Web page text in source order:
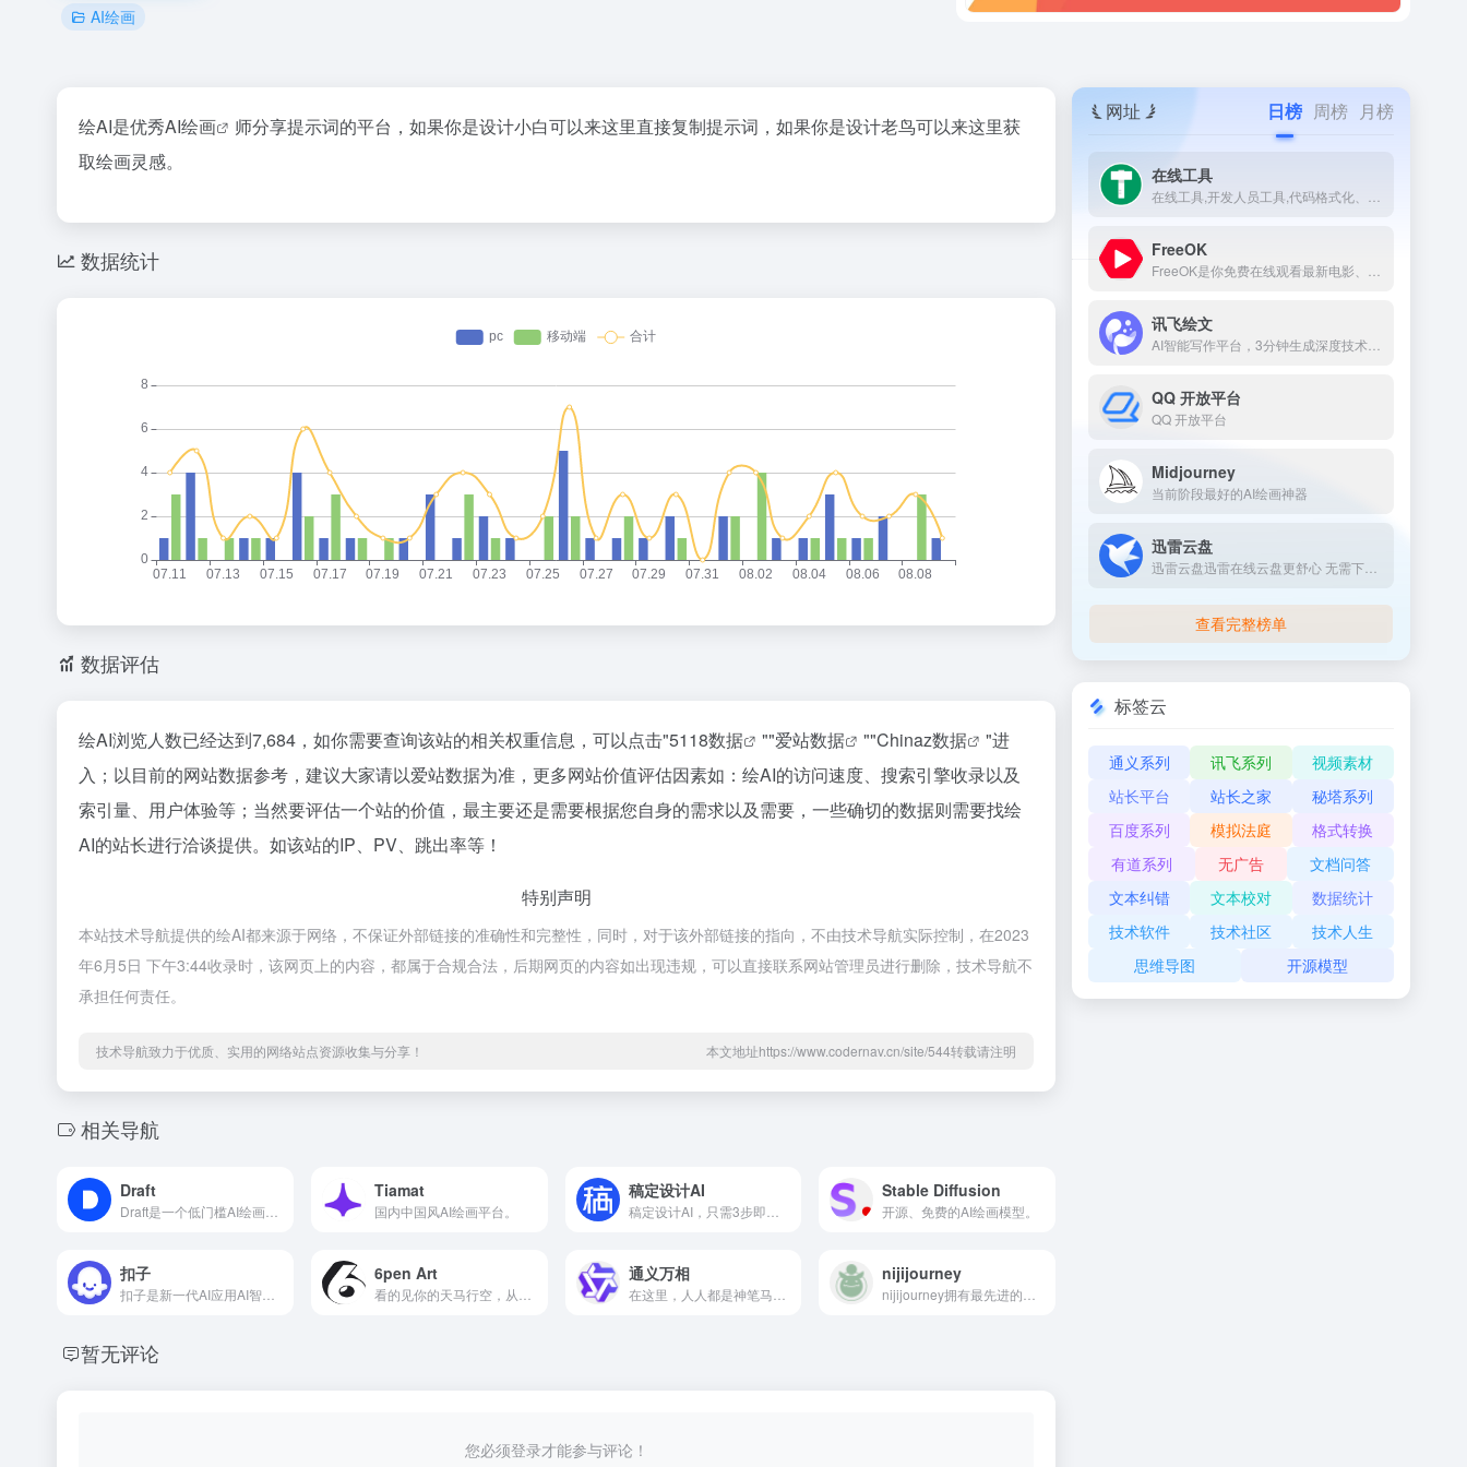
AI绘画
绘AI是优秀AI绘画
师分享提示词的平台，如果你是设计小白可以来这里直接复制提示词，如果你是设计老鸟可以来这里获
取绘画灵感。
数据统计
数据评估
绘AI浏览人数已经达到7,684，如你需要查询该站的相关权重信息，可以点击"5118数据 ""爱站数据 ""Chinaz数据
"进
入；以目前的网站数据参考，建议大家请以爱站数据为准，更多网站价值评估因素如：绘AI的访问速度、搜索引擎收录以及
索引量、用户体验等；当然要评估一个站的价值，最主要还是需要根据您自身的需求以及需要，一些确切的数据则需要找绘
AI的站长进行洽谈提供。如该站的IP、PV、跳出率等！
特别声明
本站技术导航提供的绘AI都来源于网络，不保证外部链接的准确性和完整性，同时，对于该外部链接的指向，不由技术导航实际控制，在2023
年6月5日 下午3:44收录时，该网页上的内容，都属于合规合法，后期网页的内容如出现违规，可以直接联系网站管理员进行删除，技术导航不
承担任何责任。
技术导航致力于优质、实用的网络站点资源收集与分享！ 本文地址https://www.codernav.cn/site/544转载请注明
相关导航
Draft Tiamat
国内中国风AI绘画平台。
稿定设计AI Stable Diffusion
开源、免费的AI绘画模型。
扣子 6pen Art 通义万相 nijijourney
暂无评论
您必须登录才能参与评论！
网址 日榜 周榜 月榜
在线工具
FreeOK
讯飞绘文
QQ 开放平台
QQ 开放平台
Midjourney
当前阶段最好的AI绘画神器
迅雷云盘
查看完整榜单
标签云
通义系列 讯飞系列
视频素材
站长平台
站长之家
秘塔系列
百度系列
模拟法庭
格式转换
有道系列
无广告
文档问答
文本纠错
文本校对
数据统计
技术软件
技术社区
技术人生
思维导图
开源模型